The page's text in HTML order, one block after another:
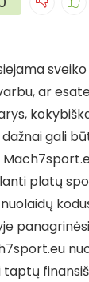
ar
gali
platų